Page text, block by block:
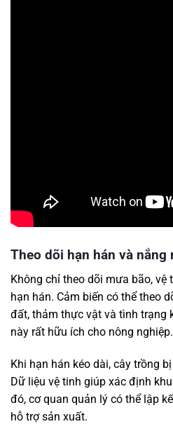
Theo dõi hạn hán và nắng
Không chỉ theo dõi mưa bão,
hạn hán. Cảm biến có thể theo
đất, thảm thực vật và tình trạng
này rất hữu ích cho nông nghiệp.
Khi hạn hán kéo dài, cây trồng
Dữ liệu vệ tinh giúp xác định
đó, cơ quan quản lý có thể lập
hỗ trợ sản xuất.